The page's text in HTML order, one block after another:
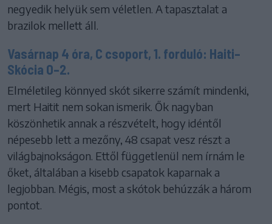
negyedik helyük sem véletlen. A tapasztalat a
brazilok mellett áll.
Vasárnap 4 óra, C csoport, 1. forduló: Haiti–
Skócia 0–2.
Elméletileg könnyed skót sikerre számít mindenki,
mert Haitit nem sokan ismerik. Ők nagyban
köszönhetik annak a részvételt, hogy idéntől
népesebb lett a mezőny, 48 csapat vesz részt a
világbajnokságon. Ettől függetlenül nem írnám le
őket, általában a kisebb csapatok kaparnak a
legjobban. Mégis, most a skótok behúzzák a három
pontot.